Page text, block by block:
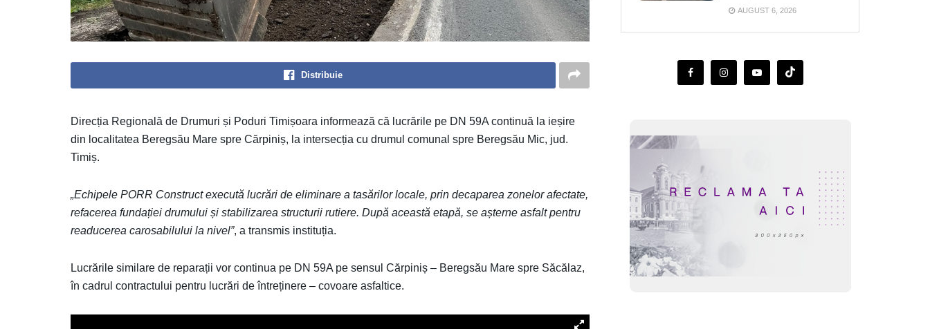
Distribuie
Direcția Regională de Drumuri și Poduri Timișoara informează că lucrările pe DN 59A continuă la ieșire
din localitatea Beregsău Mare spre Cărpiniș, la intersecția cu drumul comunal spre Beregsău Mic, jud.
Timiș.
„Echipele PORR Construct execută lucrări de eliminare a tasărilor locale, prin decaparea zonelor afectate,
refacerea fundației drumului și stabilizarea structurii rutiere. După această etapă, se așterne asfalt pentru
readucerea carosabilului la nivel”, a transmis instituția.
Lucrările similare de reparații vor continua pe DN 59A pe sensul Cărpiniș – Beregsău Mare spre Săcălaz,
în cadrul contractului pentru lucrări de întreținere – covoare asfaltice.
AUGUST 6, 2026